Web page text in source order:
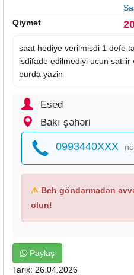
Qiymət
saat hediye verilmisdi 1 defe
isdifade edilmediyi ucun
burda yazin
Esed
Bakı şəhəri
0993440XXX
⚠ Beh göndərmədən
olun!
Paylaş
Tarix: 26.04.2026